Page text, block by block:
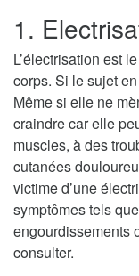
1.
L’électrisation est
corps. Si le sujet
Même si elle ne
craindre car elle
muscles, à des
cutanées
victime d’une
symptômes tels
engourdissements
consulter.